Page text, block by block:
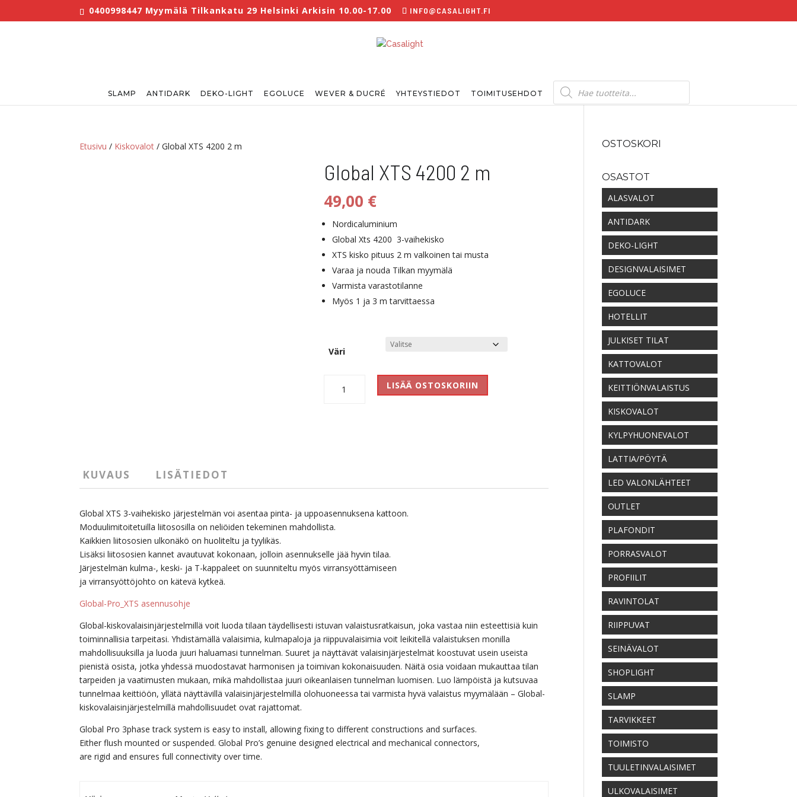
0400998447 Myymälä Tilkankatu 29 Helsinki Arkisin 10.00-17.00 INFO@CASALIGHT.FI
SLAMP ANTIDARK DEKO-LIGHT EGOLUCE WEVER & DUCRÉ YHTEYSTIEDOT TOIMITUSEHDOT
Products
search
Etusivu / Kiskovalot / Global XTS 4200 2 m
Global XTS 4200 2 m
49,00 €
Nordicaluminium
Global Xts 4200 3-vaihekisko
XTS kisko pituus 2 m valkoinen tai musta
Varaa ja nouda Tilkan myymälä
Varmista varastotilanne
Myös 1 ja 3 m tarvittaessa
Väri
LISÄÄ OSTOSKORIIN
KUVAUS LISÄTIEDOT
Global XTS 3-vaihekisko järjestelmän voi asentaa pinta- ja uppoasennuksena kattoon.
Moduulimitoitetuilla liitososilla on neliöiden tekeminen mahdollista.
Kaikkien liitososien ulkonäkö on huoliteltu ja tyylikäs.
Lisäksi liitososien kannet avautuvat kokonaan, jolloin asennukselle jää hyvin tilaa.
Järjestelmän kulma-, keski- ja T-kappaleet on suunniteltu myös virransyöttämiseen
ja virransyöttöjohto on kätevä kytkeä.
Global-Pro_XTS asennusohje
Global-kiskovalaisinjärjestelmillä voit luoda tilaan täydellisesti istuvan valaistusratkaisun, joka vastaa niin esteettisiä kuin
toiminnallisia tarpeitasi. Yhdistämällä valaisimia, kulmapaloja ja riippuvalaisimia voit leikitellä valaistuksen monilla
mahdollisuuksilla ja luoda juuri haluamasi tunnelman. Suuret ja näyttävät valaisinjärjestelmät koostuvat usein useista
pienistä osista, jotka yhdessä muodostavat harmonisen ja toimivan kokonaisuuden. Näitä osia voidaan mukauttaa tilan
tarpeiden ja vaatimusten mukaan, mikä mahdollistaa juuri oikeanlaisen tunnelman luomisen. Luo lämpöistä ja kutsuvaa
tunnelmaa keittiöön, yllätä näyttävillä valaisinjärjestelmillä olohuoneessa tai varmista hyvä valaistus myymälään – Global-
kiskovalaisinjärjestelmillä mahdollisuudet ovat rajattomat.
Global Pro 3phase track system is easy to install, allowing fixing to different constructions and surfaces.
Either flush mounted or suspended. Global Pro’s genuine designed electrical and mechanical connectors,
are rigid and ensures full connectivity over time.
OSTOSKORI
OSASTOT
ALASVALOT
ANTIDARK
DEKO-LIGHT
DESIGNVALAISIMET
EGOLUCE
HOTELLIT
JULKISET TILAT
KATTOVALOT
KEITTIÖNVALAISTUS
KISKOVALOT
KYLPYHUONEVALOT
LATTIA/PÖYTÄ
LED VALONLÄHTEET
OUTLET
PLAFONDIT
PORRASVALOT
PROFIILIT
RAVINTOLAT
RIIPPUVAT
SEINÄVALOT
SHOPLIGHT
SLAMP
TARVIKKEET
TOIMISTO
TUULETINVALAISIMET
ULKOVALAISIMET